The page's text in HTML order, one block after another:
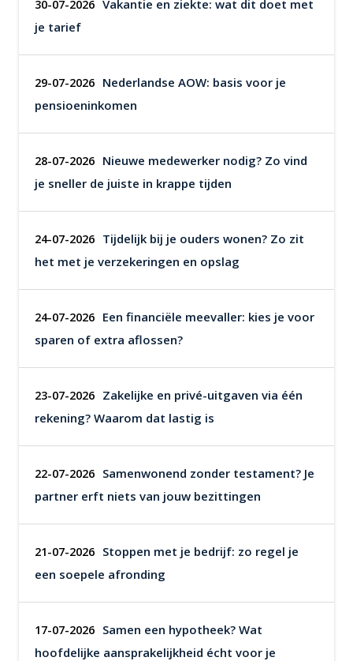
30-07-2026 Vakantie en ziekte: wat dit doet met
je tarief
29-07-2026 Nederlandse AOW: basis voor je
pensioeninkomen
28-07-2026 Nieuwe medewerker nodig? Zo vind
je sneller de juiste in krappe tijden
24-07-2026 Tijdelijk bij je ouders wonen? Zo zit
het met je verzekeringen en opslag
24-07-2026 Een financiële meevaller: kies je voor
sparen of extra aflossen?
23-07-2026 Zakelijke en privé-uitgaven via één
rekening? Waarom dat lastig is
22-07-2026 Samenwonend zonder testament? Je
partner erft niets van jouw bezittingen
21-07-2026 Stoppen met je bedrijf: zo regel je
een soepele afronding
17-07-2026 Samen een hypotheek? Wat
hoofdelijke aansprakelijkheid écht voor je